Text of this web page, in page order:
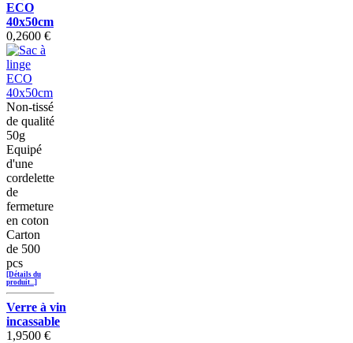
ECO
40x50cm
0,2600 €
Non-tissé
de qualité
50g
Equipé
d'une
cordelette
de
fermeture
en coton
Carton
de 500
pcs
[Détails du
produit...]
Verre à vin
incassable
1,9500 €